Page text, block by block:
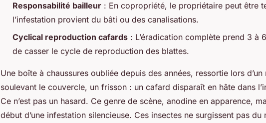
Responsabilité bailleur : En copropriété, le propriétaire peut être
l’infestation provient du bâti ou des canalisations.
Cyclical reproduction cafards : L’éradication complète prend 3 à
de casser le cycle de reproduction des blattes.
Une boîte à chaussures oubliée depuis des années, ressortie lors d’un
soulevant le couvercle, un frisson : un cafard disparaît en hâte dans
Ce n’est pas un hasard. Ce genre de scène, anodine en apparence,
début d’une infestation silencieuse. Ces insectes ne surgissent pas du